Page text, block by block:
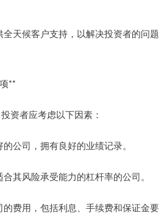
天候客户支持，以解决投资者的问题
**
资者应考虑以下因素：
公司，拥有良好的业绩记录。
其风险承受能力的杠杆率的公司。
费用，包括利息、手续费和保证金要